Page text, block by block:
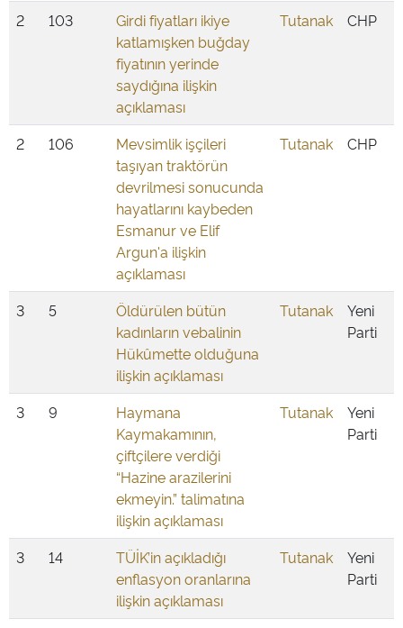
2 103
Girdi fiyatları ikiye
katlamışken buğday
fiyatının yerinde
saydığına ilişkin
açıklaması
Tutanak CHP
2 106
Mevsimlik işçileri
taşıyan traktörün
devrilmesi sonucunda
hayatlarını kaybeden
Esmanur ve Elif
Argun'a ilişkin
açıklaması
Tutanak CHP
3 5
Öldürülen bütün
kadınların vebalinin
Hükûmette olduğuna
ilişkin açıklaması
Tutanak
Yeni
Parti
3 9
Haymana
Kaymakamının,
çiftçilere verdiği
“Hazine arazilerini
ekmeyin.” talimatına
ilişkin açıklaması
Tutanak
Yeni
Parti
3 14
TÜİK’in açıkladığı
enflasyon oranlarına
ilişkin açıklaması
Tutanak
Yeni
Parti